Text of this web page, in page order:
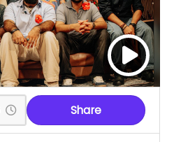
Share